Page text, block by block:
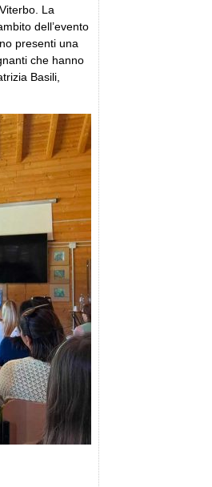
La
dell’evento
presenti una
che hanno
Basili,